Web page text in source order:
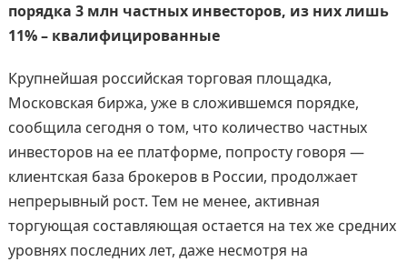
порядка 3 млн частных инвесторов, из них лишь
11% – квалифицированные
Крупнейшая российская торговая площадка,
Московская биржа, уже в сложившемся порядке,
сообщила сегодня о том, что количество частных
инвесторов на ее платформе, попросту говоря —
клиентская база брокеров в России, продолжает
непрерывный рост. Тем не менее, активная
торгующая составляющая остается на тех же средних
уровнях последних лет, даже несмотря на